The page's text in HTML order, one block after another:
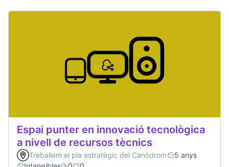
Espai punter en innovació tecnològica
a nivell de recursos tècnics
Treballem el pla estratègic del Canòdrom
5 anys